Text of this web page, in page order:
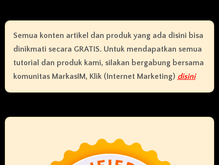
Semua konten artikel dan produk yang ada disini bisa
dinikmati secara GRATIS. Untuk mendapatkan semua
tutorial dan produk kami, silakan bergabung bersama
komunitas MarkasIM, Klik (Internet Marketing) disini